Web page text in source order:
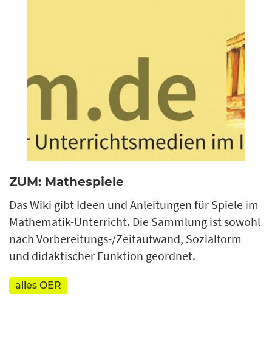
ZUM: Mathespiele
Das Wiki gibt Ideen und Anleitungen für Spiele im
Mathematik-Unterricht. Die Sammlung ist sowohl
nach Vorbereitungs-/Zeitaufwand, Sozialform
und didaktischer Funktion geordnet.
alles OER